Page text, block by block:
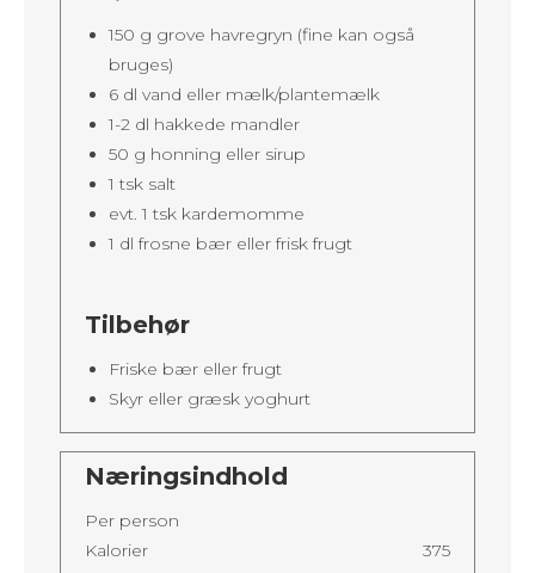
150 g grove havregryn (fine kan også
bruges)
6 dl vand eller mælk/plantemælk
1-2 dl hakkede mandler
50 g honning eller sirup
1 tsk salt
evt. 1 tsk kardemomme
1 dl frosne bær eller frisk frugt
Tilbehør
Friske bær eller frugt
Skyr eller græsk yoghurt
Næringsindhold
Per person
Kalorier
375